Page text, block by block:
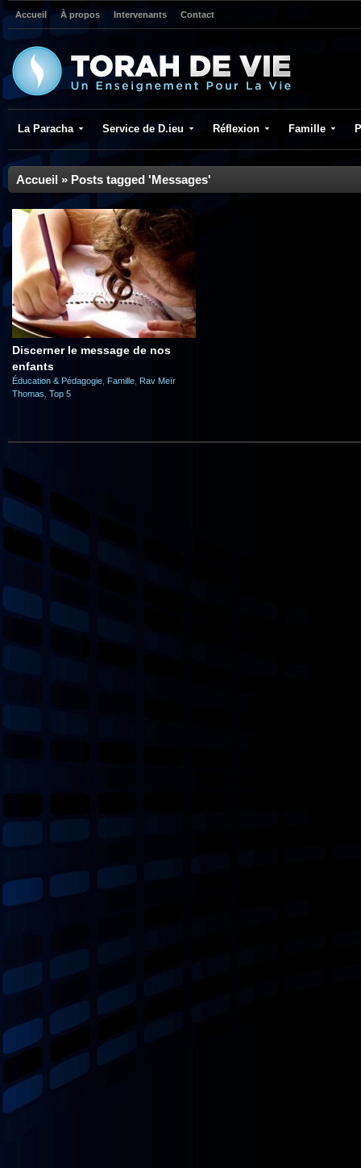
Accueil À propos Intervenants Contact
La Paracha Service de D.ieu Réflexion Famille
Accueil » Posts tagged 'Messages'
Discerner le message de nos
enfants
Éducation & Pédagogie Famille Rav Meïr
Thomas Top 5